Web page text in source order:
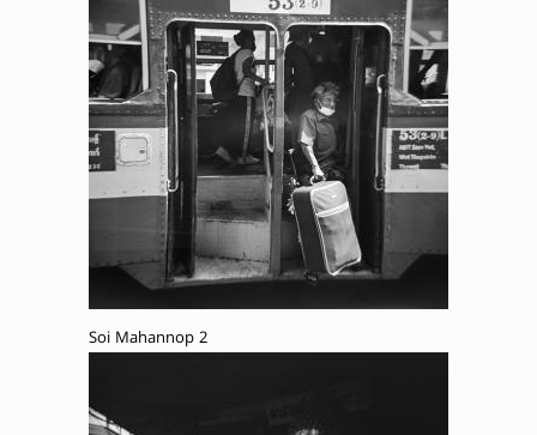
Soi Mahannop 2